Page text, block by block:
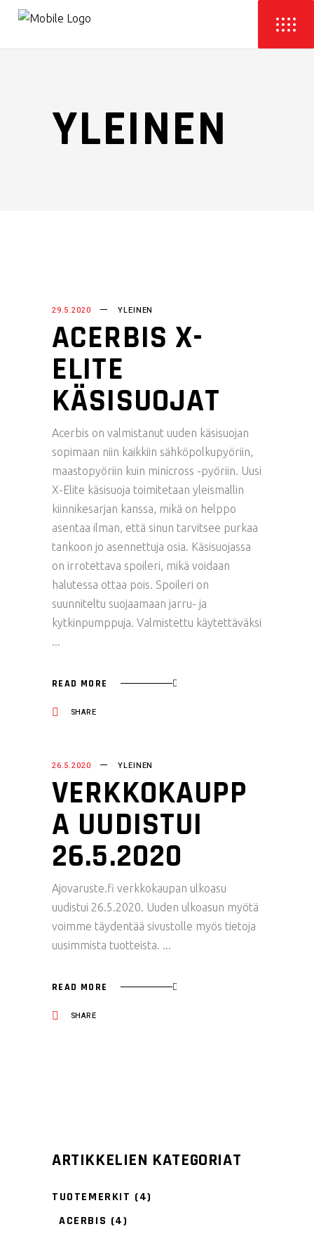
YLEINEN
29.5.2020 YLEINEN
ACERBIS X-
ELITE
KÄSISUOJAT
Acerbis on valmistanut uuden käsisuojan
sopimaan niin kaikkiin sähköpolkupyöriin,
maastopyöriin kuin minicross -pyöriin. Uusi
X-Elite käsisuoja toimitetaan yleismallin
kiinnikesarjan kanssa, mikä on helppo
asentaa ilman, että sinun tarvitsee purkaa
tankoon jo asennettuja osia. Käsisuojassa
on irrotettava spoileri, mikä voidaan
halutessa ottaa pois. Spoileri on
suunniteltu suojaamaan jarru- ja
kytkinpumppuja. Valmistettu käytettäväksi
READ MORE
SHARE
26.5.2020 YLEINEN
VERKKOKAUPP
A UUDISTUI
26.5.2020
Ajovaruste.fi verkkokaupan ulkoasu
uudistui 26.5.2020. Uuden ulkoasun myötä
voimme täydentää sivustolle myös tietoja
uusimmista tuotteista.
READ MORE
SHARE
ARTIKKELIEN KATEGORIAT
TUOTEMERKIT (4)
ACERBIS (4)